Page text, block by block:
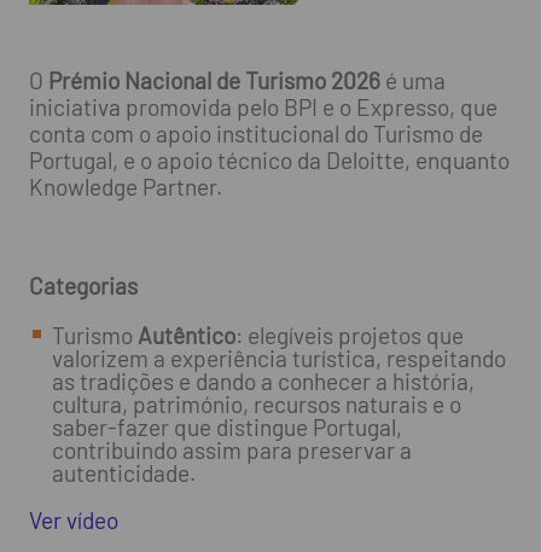
O Prémio Nacional de Turismo 2026 é uma
iniciativa promovida pelo BPI e o Expresso, que
conta com o apoio institucional do Turismo de
Portugal, e o apoio técnico da Deloitte, enquanto
Knowledge Partner.
Categorias
Turismo Autêntico: elegíveis projetos que
valorizem a experiência turística, respeitando
as tradições e dando a conhecer a história,
cultura, património, recursos naturais e o
saber-fazer que distingue Portugal,
contribuindo assim para preservar a
autenticidade.
Ver vídeo